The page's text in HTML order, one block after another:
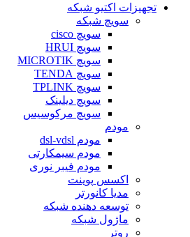
تجهیزات اکتیو شبکه
سویچ شبکه
سویچ cisco
سویچ HRUI
سویچ MICROTIK
سویچ TENDA
سویچ TPLINK
سویچ دیلینک
سویچ مرکوسیس
مودم
مودم dsl-vdsl
مودم سیمکارتی
مودم فیبر نوری
اکسس پوینت
مدیا کانورتر
توسعه دهنده شبکه
ماژول شبکه
روتر